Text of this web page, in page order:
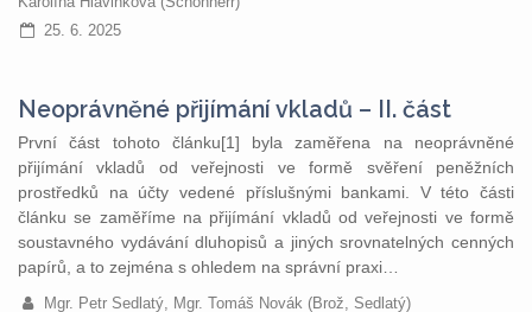
25. 6. 2025
Neoprávněné přijímání vkladů – II. část
První část tohoto článku[1] byla zaměřena na neoprávněné
přijímání vkladů od veřejnosti ve formě svěření peněžních
prostředků na účty vedené příslušnými bankami. V této části
článku se zaměříme na přijímání vkladů od veřejnosti ve formě
soustavného vydávání dluhopisů a jiných srovnatelných cenných
papírů, a to zejména s ohledem na správní praxi…
Mgr. Petr Sedlatý, Mgr. Tomáš Novák (Brož, Sedlatý)